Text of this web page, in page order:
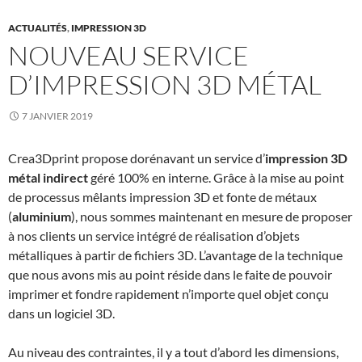
ACTUALITÉS, IMPRESSION 3D
NOUVEAU SERVICE
D’IMPRESSION 3D MÉTAL
7 JANVIER 2019
Crea3Dprint propose dorénavant un service d’impression 3D
métal indirectgéré 100% en interne. Grâce à la mise au point
de processus mêlants impression 3D et fonte de métaux
(aluminium), nous sommes maintenant en mesure de proposer
à nos clients un service intégré de réalisation d’objets
métalliques à partir de fichiers 3D. L’avantage de la technique
que nous avons mis au point réside dans le faite de pouvoir
imprimer et fondre rapidement n’importe quel objet conçu
dans un logiciel 3D.
Au niveau des contraintes, il y a tout d’abord les dimensions,